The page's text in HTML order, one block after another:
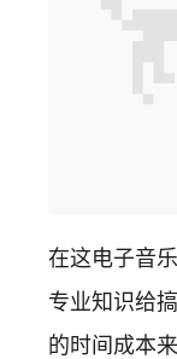
在这电子音
专业知识给
的时间成本